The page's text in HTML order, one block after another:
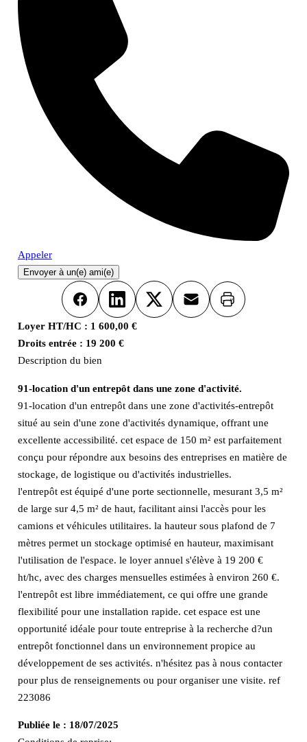
Appeler
Envoyer à un(e) ami(e)
FacebookLinkedInX Email Imprimer
Loyer HT/HC : 1 600,00 €
Droits entrée : 19 200 €
Description du bien
91-location d'un entrepôt dans une zone d'activité.
91-location d'un entrepôt dans une zone d'activités-entrepôt
situé au sein d'une zone d'activités dynamique, offrant une
excellente accessibilité. cet espace de 150 m² est parfaitement
conçu pour répondre aux besoins des entreprises en matière de
stockage, de logistique ou d'activités industrielles.
l'entrepôt est équipé d'une porte sectionnelle, mesurant 3,5 m²
de large sur 4,5 m² de haut, facilitant ainsi l'accès pour les
camions et véhicules utilitaires. la hauteur sous plafond de 7
mètres permet un stockage optimisé en hauteur, maximisant
l'utilisation de l'espace. le loyer annuel s'élève à 19 200 €
ht/hc, avec des charges mensuelles estimées à environ 260 €.
l'entrepôt est libre immédiatement, ce qui offre une grande
flexibilité pour une installation rapide. cet espace est une
opportunité idéale pour toute entreprise à la recherche d?un
entrepôt fonctionnel dans un environnement propice au
développement de ses activités. n'hésitez pas à nous contacter
pour plus de renseignements ou pour organiser une visite. ref
223086
Publiée le : 18/07/2025